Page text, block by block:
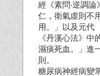
經《素問‧逆調
仁，衛氣虛則不
用。」以及元代
《丹溪心法》中
濕痰死血。」進
則。
糖尿病神經病變